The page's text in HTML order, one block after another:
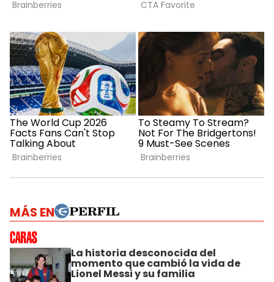
MÁS EN
La historia desconocida del
momento que cambió la vida de
Lionel Messi y su familia